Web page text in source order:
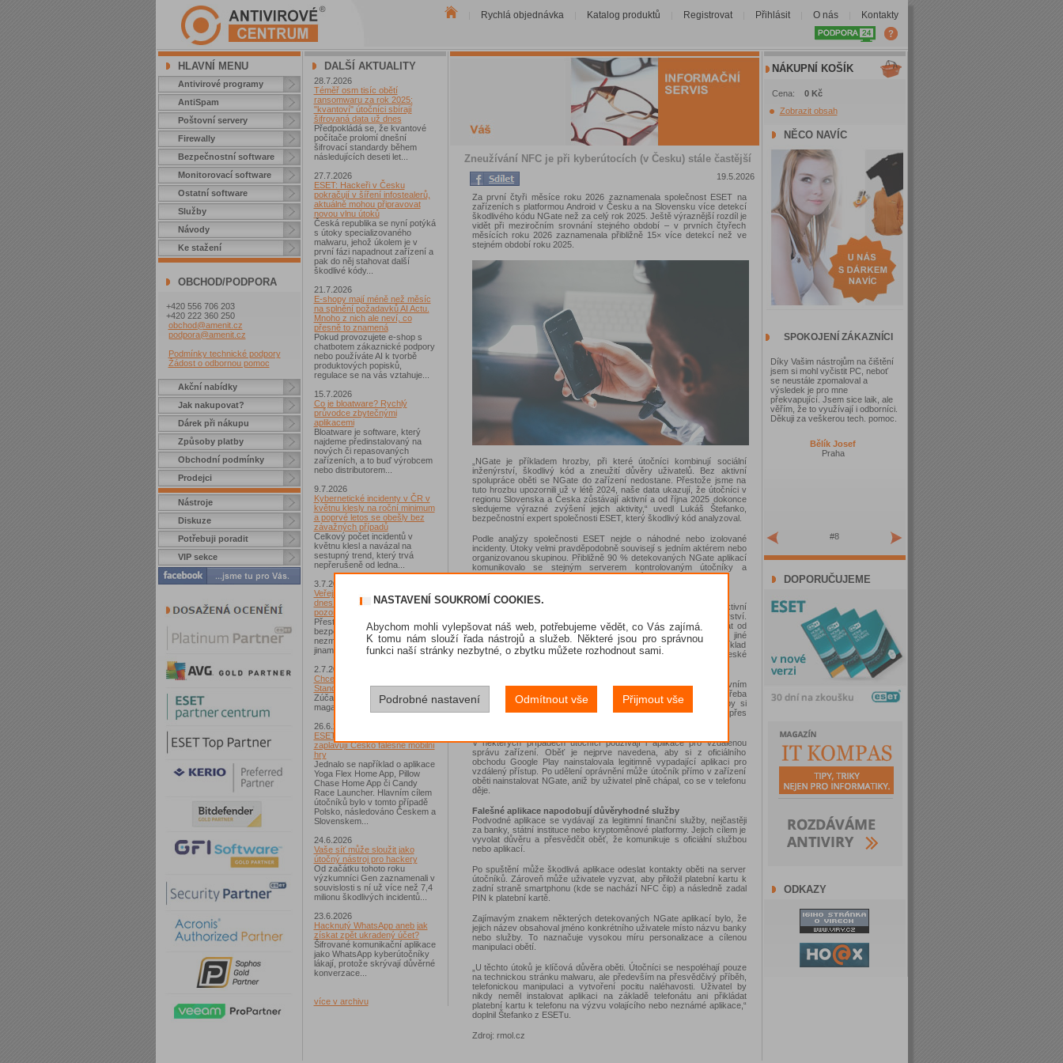
Rychlá objednávka Katalog produktů Registrovat Přihlásit O nás Kontakty
HLAVNÍ MENU
Antivirové programy
AntiSpam
Poštovní servery
Firewally
Bezpečnostní software
Monitorovací software
Ostatní software
Služby
Návody
Ke stažení
OBCHOD/PODPORA
+420 556 706 203
+420 222 360 250
obchod@amenit.cz
podpora@amenit.cz
Podmínky technické podpory
Žádost o odbornou pomoc
Akční nabídky
Jak nakupovat?
Dárek při nákupu
Způsoby platby
Obchodní podmínky
Prodejci
Nástroje
Diskuze
Potřebuji poradit
VIP sekce
DALŠÍ AKTUALITY
28.7.2026
Téměř osm tisíc obětí
ransomwaru za rok 2025:
"kvantoví" útočníci sbírají
šifrovaná data už dnes
Předpokládá se, že kvantové
počítače prolomí dnešní
šifrovací standardy během
následujících deseti let...
27.7.2026
ESET: Hackeři v Česku
pokračují v šíření infostealerů,
aktuálně mohou připravovat
novou vlnu útoků
Česká republika se nyní potýká
s útoky specializovaného
malwaru, jehož úkolem je v
první fázi napadnout zařízení a
pak do něj stahovat další
škodlivé kódy...
21.7.2026
E-shopy mají méně než měsíc
na splnění požadavků AI Actu.
Mnoho z nich ale neví, co
přesně to znamená
Pokud provozujete e-shop s
chatbotem zákaznické podpory
nebo používáte AI k tvorbě
produktových popisků,
regulace se na vás vztahuje...
15.7.2026
Co je bloatware? Rychlý
průvodce zbytečnými
aplikacemi
Bloatware je software, který
najdeme předinstalovaný na
nových či repasovaných
zařízeních, a to buď výrobcem
nebo distributorem...
9.7.2026
Kybernetické incidenty v ČR v
květnu klesly na roční minimum
a poprvé letos se obešly bez
závažných případů
Celkový počet incidentů v
květnu klesl a navázal na
sestupný trend, který trvá
nepřerušeně od ledna...
3.7.2026
Veřejná Wi-Fi na dovolené už
dnes není zásadním rizikem,
pozor si dávejte na něco jiného
Přestože jsou veřejné Wi-Fi sítě
bezpečnější než dříve, riziko
nezmizelo. Jen se přesunulo
jinam...
2.7.2026
Chcete získat Norton 360
Standard?
Zúčastněte se soutěže s
magazínem IT Kompas...
26.6.2026
ESET: S příchodem léta
zaplavují Česko falešné mobilní
hry
Jednalo se například o aplikace
Yoga Flex Home App, Pillow
Chase Home App či Candy
Race Launcher. Hlavním cílem
útočníků bylo v tomto případě
Polsko, následováno Českem a
Slovenskem...
24.6.2026
Vaše síť může sloužit jako
útočný nástroj pro hackery
Od začátku tohoto roku
výzkumníci Gen zaznamenali v
souvislosti s ní už více než 7,4
milionu škodlivých incidentů...
23.6.2026
Hacknutý WhatsApp aneb jak
získat zpět ukradený účet?
Šifrované komunikační aplikace
jako WhatsApp kyberútočníky
lákají, protože skrývají důvěrné
konverzace...
více v archivu
Zneužívání NFC je při kyberútocích (v Česku) stále častější
19.5.2026
Za první čtyři měsíce roku 2026 zaznamenala společnost ESET na
zařízeních s platformou Android v Česku a na Slovensku více detekcí
škodlivého kódu NGate než za celý rok 2025. Ještě výraznější rozdíl je
vidět při meziročním srovnání stejného období – v prvních čtyřech
měsících roku 2026 zaznamenala přibližně 15× více detekcí než ve
stejném období roku 2025.
„NGate je příkladem hrozby, při které útočníci kombinují sociální
inženýrství, škodlivý kód a zneužití důvěry uživatelů. Bez aktivní
spolupráce oběti se NGate do zařízení nedostane. Přestože jsme na
tuto hrozbu upozornili už v létě 2024, naše data ukazují, že útočníci v
regionu Slovenska a Česka zůstávají aktivní a od října 2025 dokonce
sledujeme výrazné zvýšení jejich aktivity,“ uvedl Lukáš Štefanko,
bezpečnostní expert společnosti ESET, který škodlivý kód analyzoval.
Podle analýzy společnosti ESET nejde o náhodné nebo izolované
incidenty. Útoky velmi pravděpodobně souvisejí s jedním aktérem nebo
organizovanou skupinou. Přibližně 90 % detekovaných NGate aplikací
komunikovalo se stejným serverem kontrolovaným útočníky a
exfiltrovalo stejný typ dat včetně NFC tokenů.
Útok začíná telefonátem a manipulací oběti
Malware NGate se do zařízení oběti nedostane bez její aktivní
spolupráce. Útoky jsou postavené především na sociálním inženýrství.
V mnoha případech instalaci škodlivé aplikace předchází telefonát od
útočníka, který se vydává za zaměstnance banky nebo jiné
důvěryhodné instituce. Na konci roku 2025 útočníci například
manipulovali své oběti, aby si stáhli do zařízení falešnou aplikaci České
Útočník může oběť upozorňovat na údajný problém s bankovním
účtem nebo tvrdit, že získala finanční prostředky, které je potřeba
„převést“ na platební kartu. Následně se ji snaží přesvědčit, aby si
ručně nainstalovala aplikaci z falešné webové stránky nebo přes
V některých případech útočníci používají i aplikace pro vzdálenou
správu zařízení. Oběť je nejprve navedena, aby si z oficiálního
obchodu Google Play nainstalovala legitimně vypadající aplikaci pro
vzdálený přístup. Po udělení oprávnění může útočník přímo v zařízení
oběti nainstalovat NGate, aniž by uživatel plně chápal, co se v telefonu
děje.
Falešné aplikace napodobují důvěryhodné služby
Podvodné aplikace se vydávají za legitimní finanční služby, nejčastěji
za banky, státní instituce nebo kryptoměnové platformy. Jejich cílem je
vyvolat důvěru a přesvědčit oběť, že komunikuje s oficiální službou
nebo aplikací.
Po spuštění může škodlivá aplikace odeslat kontakty oběti na server
útočníků. Zároveň může uživatele vyzvat, aby přiložil platební kartu k
zadní straně smartphonu (kde se nachází NFC čip) a následně zadal
PIN k platební kartě.
Zajímavým znakem některých detekovaných NGate aplikací bylo, že
jejich název obsahoval jméno konkrétního uživatele místo názvu banky
nebo služby. To naznačuje vysokou míru personalizace a cílenou
manipulaci obětí.
„U těchto útoků je klíčová důvěra oběti. Útočníci se nespoléhají pouze
na technickou stránku malwaru, ale především na přesvědčivý příběh,
telefonickou manipulaci a vytvoření pocitu naléhavosti. Uživatel by
nikdy neměl instalovat aplikaci na základě telefonátu ani přikládat
platební kartu k telefonu na výzvu volajícího nebo neznámé aplikace,“
doplnil Štefanko z ESETu.
Zdroj: rmol.cz
NÁKUPNÍ KOŠÍK
Cena: 0 Kč
Zobrazit obsah
NĚCO NAVÍC
SPOKOJENÍ ZÁKAZNÍCI
Díky Vašim nástrojům na čištění
jsem si mohl vyčistit PC, neboť
se neustále zpomaloval a
výsledek je pro mne
překvapující. Jsem sice laik, ale
věřím, že to využívají i odborníci.
Děkuji za veškerou tech. pomoc.
Bělík Josef
Praha
#8
DOPORUČUJEME
ODKAZY
NASTAVENÍ SOUKROMÍ COOKIES.
Abychom mohli vylepšovat náš web, potřebujeme vědět, co Vás zajímá.
K tomu nám slouží řada nástrojů a služeb. Některé jsou pro správnou
funkci naší stránky nezbytné, o zbytku můžete rozhodnout sami.
Podrobné nastavení Odmítnout vše Přijmout vše